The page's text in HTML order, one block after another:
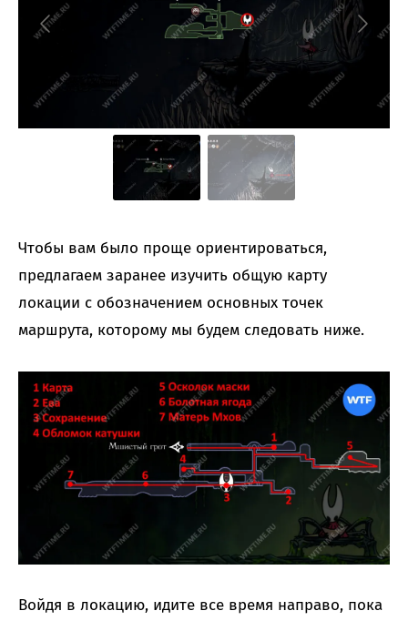
Чтобы вам было проще ориентироваться,
предлагаем заранее изучить общую карту
локации с обозначением основных точек
маршрута, которому мы будем следовать ниже.
Войдя в локацию, идите все время направо, пока